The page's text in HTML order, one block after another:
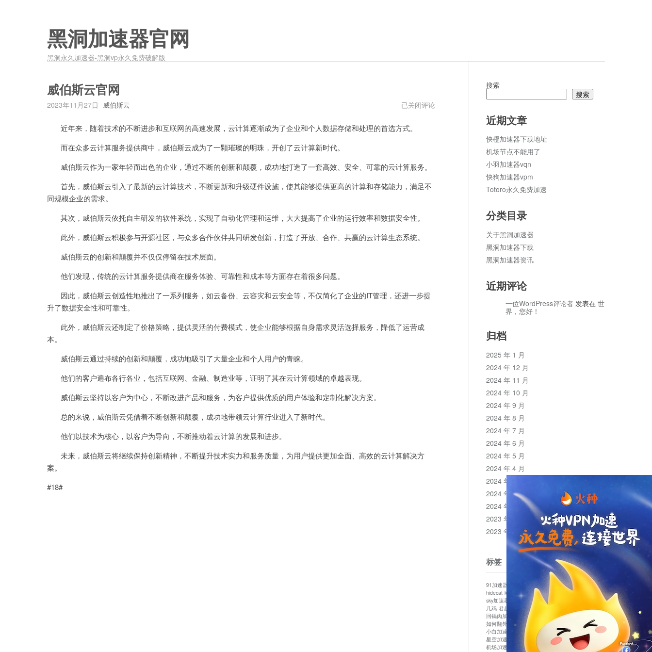
黑洞加速器官网
黑洞永久加速器-黑洞vp永久免费破解版
威伯斯云官网
2023年11月27日 威伯斯云
威
云
已关闭评论
近年来，随着技术的不断进步和互联网的高速发展，云计算逐渐成为了企业和个人数据存储和处理的首选方式。
而在众多云计算服务提供商中，威伯斯云成为了一颗璀璨的明珠，开创了云计算新时代。
威伯斯云作为一家年轻而出色的企业，通过不断的创新和颠覆，成功地打造了一套高效、安全、可靠的云计算服务。
首先，威伯斯云引入了最新的云计算技术，不断更新和升级硬件设施，使其能够提供更高的计算和存储能力，满足不
同规模企业的需求。
其次，威伯斯云依托自主研发的软件系统，实现了自动化管理和运维，大大提高了企业的运行效率和数据安全性。
此外，威伯斯云积极参与开源社区，与众多合作伙伴共同研发创新，打造了开放、合作、共赢的云计算生态系统。
威伯斯云的创新和颠覆并不仅仅停留在技术层面。
他们发现，传统的云计算服务提供商在服务体验、可靠性和成本等方面存在着很多问题。
因此，威伯斯云创造性地推出了一系列服务，如云备份、云容灾和云安全等，不仅简化了企业的IT管理，还进一步提
升了数据安全性和可靠性。
此外，威伯斯云还制定了价格策略，提供灵活的付费模式，使企业能够根据自身需求灵活选择服务，降低了运营成
本。
威伯斯云通过持续的创新和颠覆，成功地吸引了大量企业和个人用户的青睐。
他们的客户遍布各行各业，包括互联网、金融、制造业等，证明了其在云计算领域的卓越表现。
威伯斯云坚持以客户为中心，不断改进产品和服务，为客户提供优质的用户体验和定制化解决方案。
总的来说，威伯斯云凭借着不断创新和颠覆，成功地带领云计算行业进入了新时代。
他们以技术为核心，以客户为导向，不断推动着云计算的发展和进步。
未来，威伯斯云将继续保持创新精神，不断提升技术实力和服务质量，为用户提供更加全面、高效的云计算解决方
案。
#18#
搜索
搜索
近期文章
快橙加速器下载地址
机场节点不能用了
小羽加速器vqn
快狗加速器vpm
Totoro永久免费加速
分类目录
关于黑洞加速器
黑洞加速器下载
黑洞加速器资讯
近期评论
一位WordPress评论者 发表在 世
界，您好！
归档
2025 年 1 月
2024 年 12 月
2024 年 11 月
2024 年 10 月
2024 年 9 月
2024 年 8 月
2024 年 7 月
2024 年 6 月
2024 年 5 月
2024 年 4 月
2024 年 3 月
2024 年 2 月
2024 年 1 月
2023 年 12 月
2023 年 11 月
标签
91加速器 bluelayer加速器
clash节点
hidecat kuai500 panda加速器
plex加速器
sky加速器
telegram加速器 中信加速器
云梯加速器
几鸡 君越加速器 哔咔漫画加速器
唐师傅加速器
回锅肉加速器
坚果加速器 壹点加速器
如何翻外墙网站 小哈vp加速器
小火箭加速器
小白加速器
布谷vp加速器 心阶云 快连
星空加速器
最新版clash安卓下载
月光加速器
机场加速器
松果云 极快加速器
梯子加速器